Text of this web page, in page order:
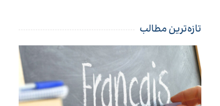
تازه‌ترین مطالب